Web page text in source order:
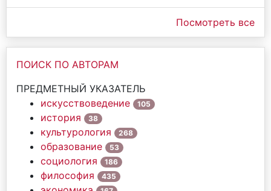
Посмотреть все
ПОИСК ПО АВТОРАМ
ПРЕДМЕТНЫЙ УКАЗАТЕЛЬ
искусствоведение
105
история 38
культурология 268
образование 53
социология 186
философия 435